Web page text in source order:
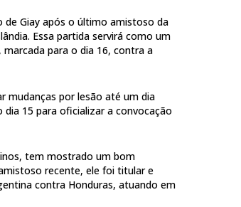
de Giay após o último amistoso da
Essa partida servirá como um
para o dia 16, contra a
mudanças por lesão até um dia
15 para oficializar a convocação
tem mostrado um bom
recente, ele foi titular e
contra Honduras, atuando em